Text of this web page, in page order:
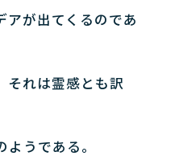
アが出てくるのであ
それは霊感とも訳
うである。